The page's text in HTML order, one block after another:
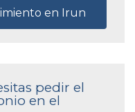
en Irun
pedir el
en el